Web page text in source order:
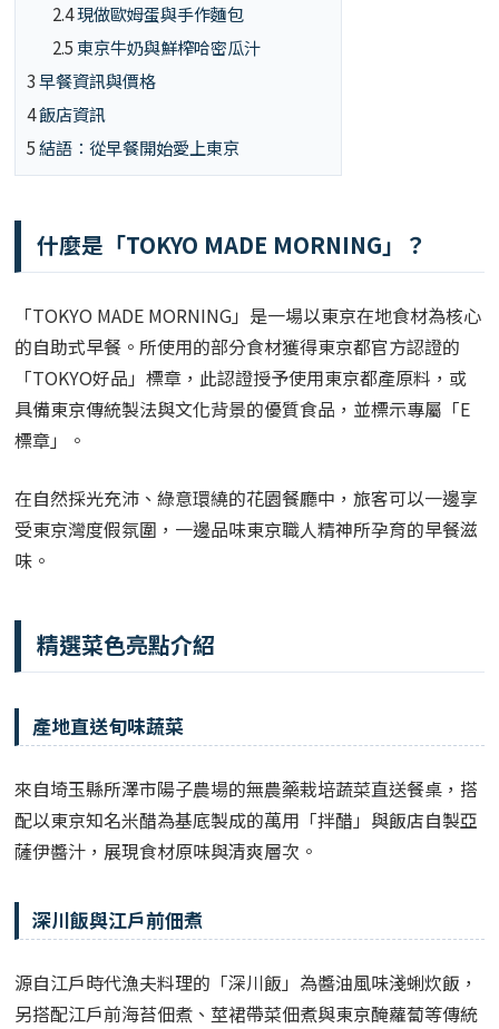
2.4現做歐姆蛋與手作麵包
2.5東京牛奶與鮮榨哈密瓜汁
3早餐資訊與價格
4飯店資訊
5結語：從早餐開始愛上東京
什麼是「TOKYO MADE MORNING」？
「TOKYO MADE MORNING」是一場以東京在地食材為核心
的自助式早餐。所使用的部分食材獲得東京都官方認證的
「TOKYO好品」標章，此認證授予使用東京都產原料，或
具備東京傳統製法與文化背景的優質食品，並標示專屬「E
標章」。
在自然採光充沛、綠意環繞的花園餐廳中，旅客可以一邊享
受東京灣度假氛圍，一邊品味東京職人精神所孕育的早餐滋
味。
精選菜色亮點介紹
產地直送旬味蔬菜
來自埼玉縣所澤市陽子農場的無農藥栽培蔬菜直送餐桌，搭
配以東京知名米醋為基底製成的萬用「拌醋」與飯店自製亞
薩伊醬汁，展現食材原味與清爽層次。
深川飯與江戶前佃煮
源自江戶時代漁夫料理的「深川飯」為醬油風味淺蜊炊飯，
另搭配江戶前海苔佃煮、莖裙帶菜佃煮與東京醃蘿蔔等傳統